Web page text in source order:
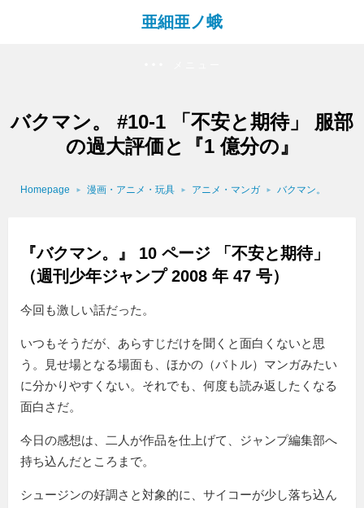
亜細亜ノ蛾
バクマン。 #10-1 「不安と期待」 服部
の過大評価と『1 億分の』
Homepage 漫画・アニメ・玩具 アニメ・マンガ バクマン。
『バクマン。』 10 ページ 「不安と期待」
（週刊少年ジャンプ 2008 年 47 号）
今回も激しい話だった。
いつもそうだが、あらすじだけを聞くと面白くないと思
う。見せ場となる場面も、ほかの（バトル）マンガみたい
に分かりやすくない。それでも、何度も読み返したくなる
面白さだ。
今日の感想は、二人が作品を仕上げて、ジャンプ編集部へ
持ち込んだところまで。
シュージンの好調さと対象的に、サイコーが少し落ち込ん